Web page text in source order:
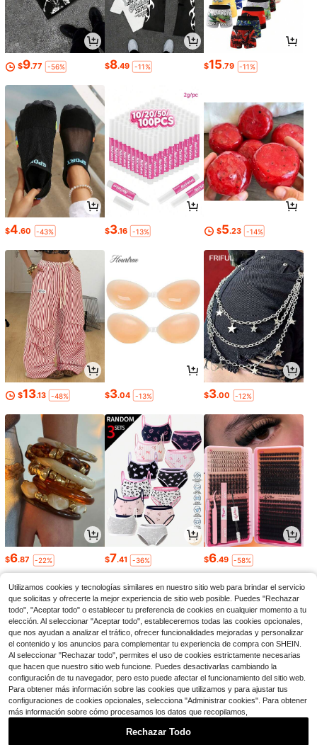
$9.77 -56% $8.49 -11% $15.79 -11%
$4.60 -43% $3.16 -13% $5.23 -14%
$13.13 -48% $3.04 -13% $3.00 -12%
$6.87 -22% $7.41 -36% $6.49 -58%
Utilizamos cookies y tecnologías similares en nuestro sitio web para brindar el servicio
que solicitas y ofrecerte la mejor experiencia de sitio web posible. Puedes "Rechazar
todo", "Aceptar todo" o establecer tu preferencia de cookies en cualquier momento a tu
elección. Al seleccionar "Aceptar todo", estableceremos todas las cookies opcionales,
que nos ayudan a analizar el tráfico, ofrecer funcionalidades mejoradas y personalizar
el contenido y los anuncios para complementar tu experiencia de compra con SHEIN.
Al seleccionar "Rechazar todo", permites el uso de cookies estrictamente necesarias
que hacen que nuestro sitio web funcione. Puedes desactivarlas cambiando la
configuración de tu navegador, pero esto puede afectar el funcionamiento del sitio web.
Para obtener más información sobre las cookies que utilizamos y para ajustar tus
configuraciones de cookies opcionales, selecciona "Administrar cookies". Para obtener
más información sobre cómo procesamos los datos que recopilamos,
Rechazar Todo